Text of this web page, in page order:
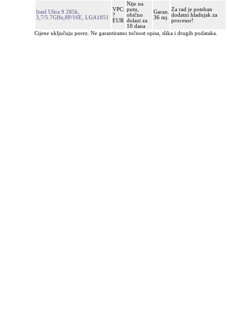
Intel Ultra 9 285k,
3,7/5.7GHz,8P/16E, LGA1851
VPC:
?
EUR
Nije na
putu,
obično
dolazi za
10 dana
Garan.
36 mj.
Za rad je poteban
dodatni hladnjak za
procesor!
Cijene uključuju porez. Ne garantiramo točnost opisa, slika i drugih podataka.